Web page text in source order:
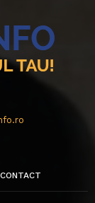
CONTACT